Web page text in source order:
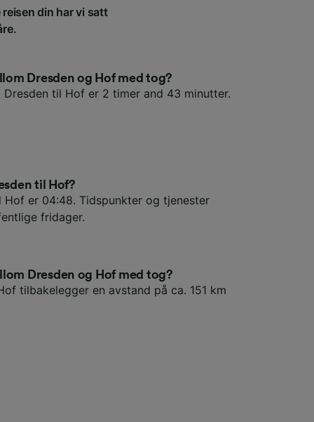
din har vi satt
Dresden og Hof med tog?
til Hof er 2 timer and 43 minutter.
til Hof?
Hof er 04:48. Tidspunkter og tjenester
fridager.
Dresden og Hof med tog?
tilbakelegger en avstand på ca. 151 km